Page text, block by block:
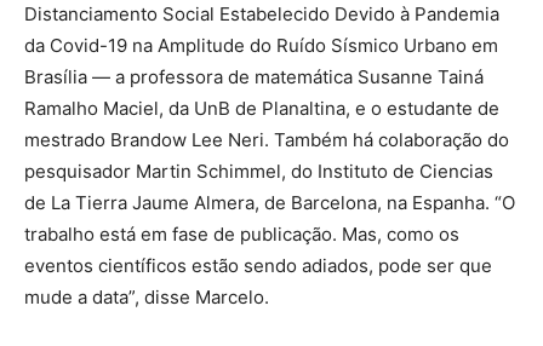
Distanciamento Social Estabelecido Devido à Pandemia
da Covid-19 na Amplitude do Ruído Sísmico Urbano em
Brasília — a professora de matemática Susanne Tainá
Ramalho Maciel, da UnB de Planaltina, e o estudante de
mestrado Brandow Lee Neri. Também há colaboração do
pesquisador Martin Schimmel, do Instituto de Ciencias
de La Tierra Jaume Almera, de Barcelona, na Espanha. “O
trabalho está em fase de publicação. Mas, como os
eventos científicos estão sendo adiados, pode ser que
mude a data”, disse Marcelo.